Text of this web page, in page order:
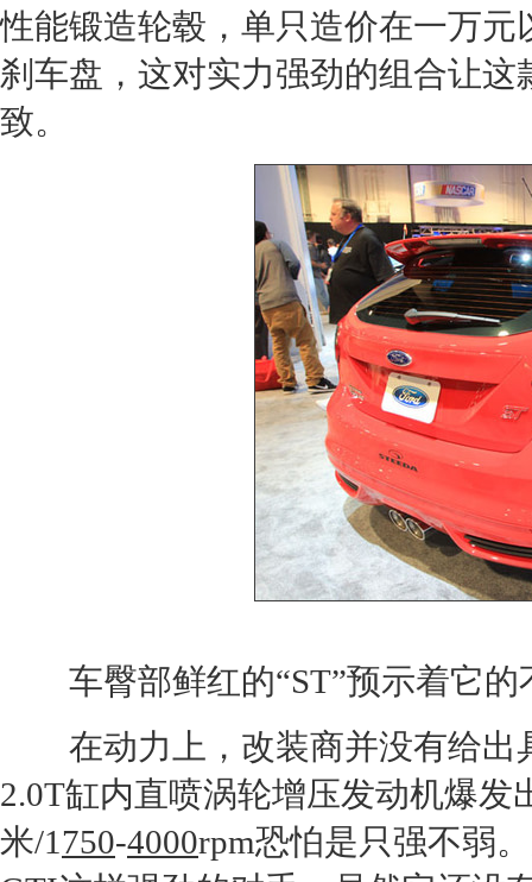
性能锻造轮毂，单只造价在一万
刹车盘，这对实力强劲的组合让这
致。
车臀部鲜红的“ST”预示着它的
在动力上， 改装商并没有给出
2.0T缸内直喷涡轮增压发动机爆发
米/1 750-4000rpm恐怕是只强不弱